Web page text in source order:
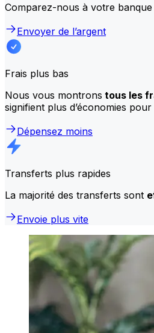
Comparez-nous à votre
Envoyer de l’argent
Frais plus bas
Nous vous montrons tous les
signifient plus d’économies
Dépensez moins
Transferts plus rapides
La majorité des transferts sont
Envoie plus vite